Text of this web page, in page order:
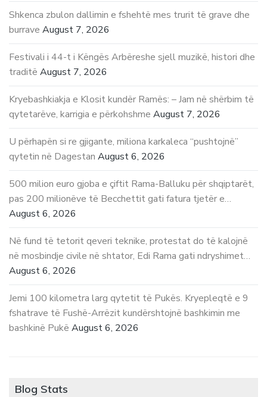
Shkenca zbulon dallimin e fshehtë mes trurit të grave dhe
burrave August 7, 2026
Festivali i 44-t i Këngës Arbëreshe sjell muzikë, histori dhe
traditë August 7, 2026
Kryebashkiakja e Klosit kundër Ramës: – Jam në shërbim të
qytetarëve, karrigia e përkohshme August 7, 2026
U përhapën si re gjigante, miliona karkaleca “pushtojnë”
qytetin në Dagestan August 6, 2026
500 milion euro gjoba e çiftit Rama-Balluku për shqiptarët,
pas 200 milionëve të Becchettit gati fatura tjetër e…
August 6, 2026
Në fund të tetorit qeveri teknike, protestat do të kalojnë
në mosbindje civile në shtator, Edi Rama gati ndryshimet…
August 6, 2026
Jemi 100 kilometra larg qytetit të Pukës. Kryepleqtë e 9
fshatrave të Fushë-Arrëzit kundërshtojnë bashkimin me
bashkinë Pukë August 6, 2026
Blog Stats